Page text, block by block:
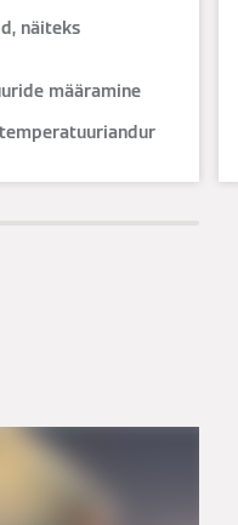
näiteks
määramine